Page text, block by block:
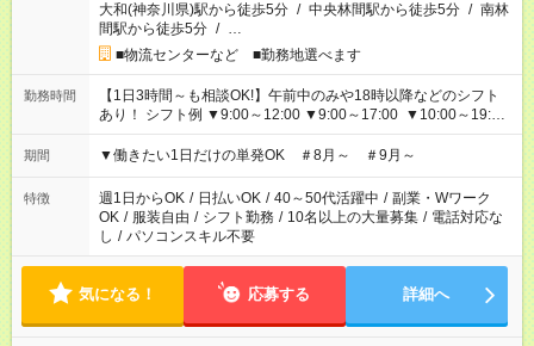
大和(神奈川県)駅から徒歩5分 / 中央林間駅から徒歩5分 / 南林
間駅から徒歩5分 / …
■物流センターなど ■勤務地選べます
勤務時間
【1日3時間～も相談OK!】午前中のみや18時以降などのシフト
あり！ シフト例 ▼9:00～12:00 ▼9:00～17:00 ▼10:00～19:00
▼18:00～21:00
期間 ▼働きたい1日だけの単発OK ＃8月～ ＃9月～
特徴 週1日からOK / 日払いOK / 40～50代活躍中 / 副業・Wワーク
OK / 服装自由 / シフト勤務 / 10名以上の大量募集 / 電話対応な
し / パソコンスキル不要
気になる！ 応募する 詳細へ